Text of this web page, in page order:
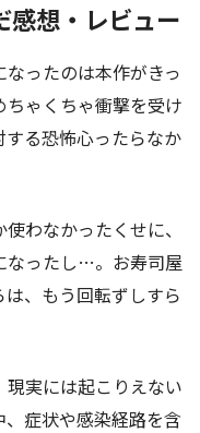
感想・レビュー
ったのは本作がきっ
ゃくちゃ衝撃を受け
る恐怖心ったらなか
わなかったくせに、
なったし…。お寿司屋
、もう回転ずしすら
実には起こりえない
症状や感染経路を含